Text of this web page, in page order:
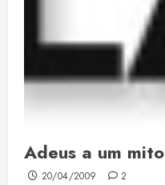
Adeus a um mito
20/04/2009 2